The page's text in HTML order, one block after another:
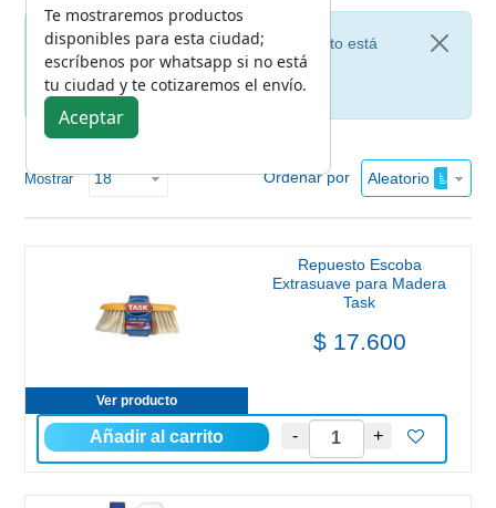
Lamentamos informarte que este producto está
agotado
Mostrar Ordenar por Aleatorio
Ver producto
Repuesto Escoba
Extrasuave para Madera
Task
$ 17.600
Te mostraremos productos
disponibles para esta ciudad;
escríbenos por whatsapp si no está
tu ciudad y te cotizaremos el envío.
Aceptar